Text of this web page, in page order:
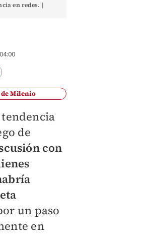
en redes. |
Milenio
de
con
un paso
en